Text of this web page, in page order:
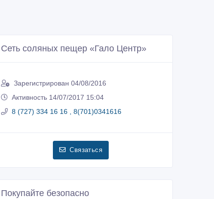
Сеть соляных пещер «Гало Центр»
Зарегистрирован 04/08/2016
Активность 14/07/2017 15:04
8 (727) 334 16 16 , 8(701)0341616
Связаться
Покупайте безопасно